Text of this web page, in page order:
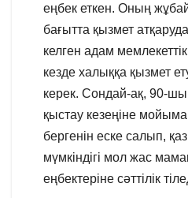
еңбек еткен. Оның
бағытта қызмет
келген адам
кезде халыққа қызмет
керек. Сондай-ақ, 90-
қыстау кезеңіне
бергенін еске салып,
мүмкіндігі мол жас
еңбектеріне сәттілік